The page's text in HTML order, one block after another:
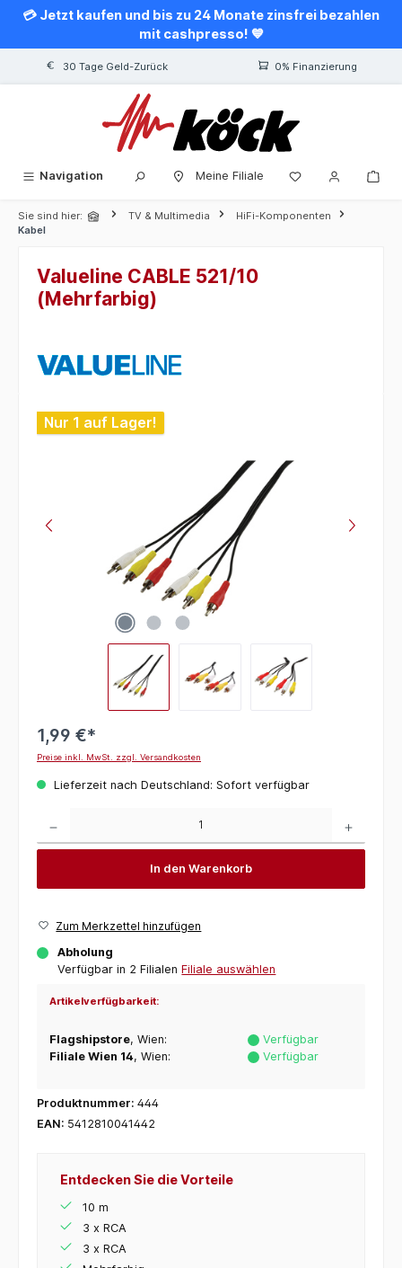
springen
💳 Jetzt kaufen und bis zu 24 Monate zinsfrei bezahlen
mit cashpresso! 💙
30 Tage Geld-Zurück 0% Finanzierung
Navigation Meine Filiale
Sie sind hier: TV & Multimedia
HiFi-Komponenten
Kabel
Valueline CABLE 521/10
(Mehrfarbig)
Bildergalerie überspringen
Nur 1 auf Lager!
1,99 €*
Preise inkl. MwSt. zzgl. Versandkosten
Lieferzeit nach Deutschland: Sofort verfügbar
In den Warenkorb
Zum Merkzettel hinzufügen
Abholung
Verfügbar in 2 Filialen Filiale auswählen
Artikelverfügbarkeit:
Flagshipstore, Wien:
Verfügbar
Filiale Wien 14, Wien: Verfügbar
Produktnummer: 444
EAN: 5412810041442
Entdecken Sie die Vorteile
10 m
3 x RCA
3 x RCA